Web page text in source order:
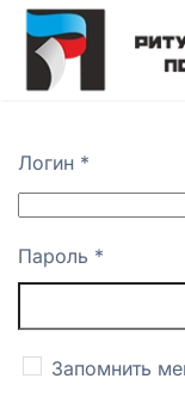
Skip
content
Логин *
Пароль *
Запомнить